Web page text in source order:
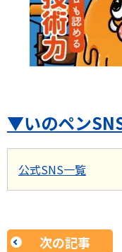
▼いのペン
公式SNS一覧
次の記事